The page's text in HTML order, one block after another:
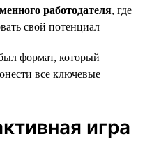
работодателя, где
свой потенциал
формат, который
все ключевые
игра